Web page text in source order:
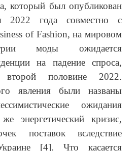
который был опубликован
2022 года совместно с
of Fashion, на мировом
моды ожидается
на падение спроса,
второй половине 2022.
явления были названы
ожидания
энергетический кризис,
поставок вследствие
[4]. Что касается